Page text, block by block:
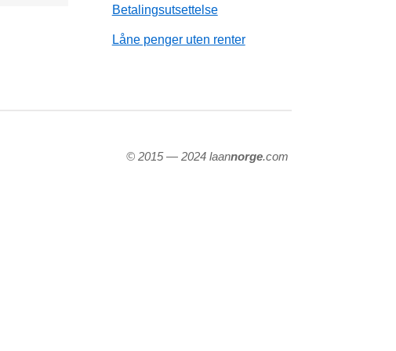
Betalingsutsettelse
Låne penger uten renter
© 2015 — 2024 laannorge.com